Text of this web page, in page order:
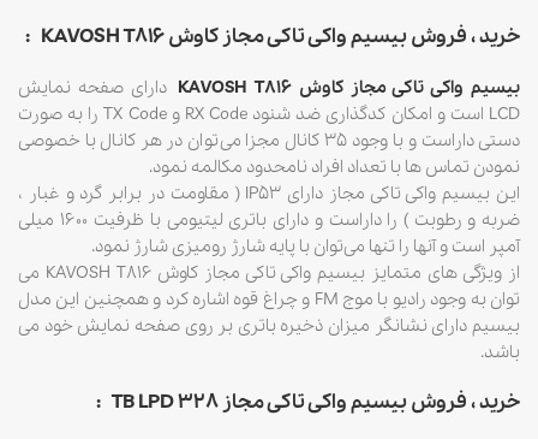
خرید ، فروش بیسیم واکی تاکی مجاز کاوش KAVOSH T816 :
بیسیم واکی تاکی مجاز کاوش KAVOSH T816
دارای صفحه نمایش
LCD است و امکان کدگذاری ضد شنود RX Code و TX Code را به صورت
دستی داراست و با وجود ۳۵ کانال مجزا می‌توان در هر کانال با خصوصی
نمودن تماس ها با تعداد افراد نامحدود مکالمه نمود.
این بیسیم واکی تاکی مجاز دارای IP53 ( مقاومت در برابر گرد و غبار ،
ضربه و رطوبت ) را داراست و دارای باتری لیتیومی با ظرفیت ۱۶۰۰ میلی
آمپر است و آنها را تنها می‌توان با پایه شارژ رومیزی شارژ نمود.
از ویژگی های متمایز بیسیم واکی تاکی مجاز کاوش KAVOSH T816 می
توان به وجود رادیو با موج FM و چراغ قوه اشاره کرد و همچنین این مدل
بیسیم دارای نشانگر میزان ذخیره باتری بر روی صفحه نمایش خود می
باشد.
خرید ، فروش بیسیم واکی تاکی مجاز TB LPD 328 :